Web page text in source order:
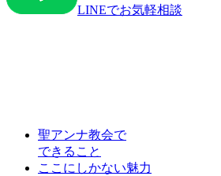
LINEでお気軽相談
聖アンナ教会で
できること
ここにしかない魅力